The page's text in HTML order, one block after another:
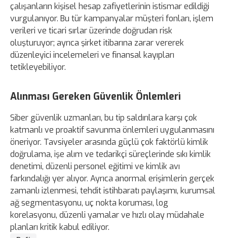
çalışanların kişisel hesap zafiyetlerinin istismar edildiği
vurgulanıyor. Bu tür kampanyalar müşteri fonları, işlem
verileri ve ticari sırlar üzerinde doğrudan risk
oluşturuyor; ayrıca şirket itibarına zarar vererek
düzenleyici incelemeleri ve finansal kayıpları
tetikleyebiliyor.
Alınması Gereken Güvenlik Önlemleri
Siber güvenlik uzmanları, bu tip saldırılara karşı çok
katmanlı ve proaktif savunma önlemleri uygulanmasını
öneriyor. Tavsiyeler arasında güçlü çok faktörlü kimlik
doğrulama, işe alım ve tedarikçi süreçlerinde sıkı kimlik
denetimi, düzenli personel eğitimi ve kimlik avı
farkındalığı yer alıyor. Ayrıca anormal erişimlerin gerçek
zamanlı izlenmesi, tehdit istihbaratı paylaşımı, kurumsal
ağ segmentasyonu, uç nokta koruması, log
korelasyonu, düzenli yamalar ve hızlı olay müdahale
planları kritik kabul ediliyor.